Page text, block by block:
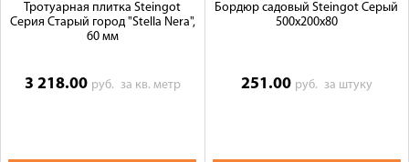
Тротуарная плитка Steingot
Серия Старый город "Stella Nera",
60 мм
3 218.00 руб. за кв. метр
Бордюр садовый Steingot Серый
500х200х80
251.00 руб. за штуку